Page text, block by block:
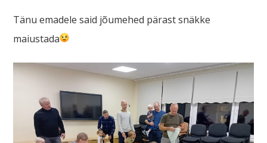
Tänu emadele said jõumehed pärast snäkke
maiustada